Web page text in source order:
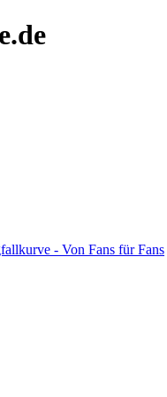
- Von Fans für Fans